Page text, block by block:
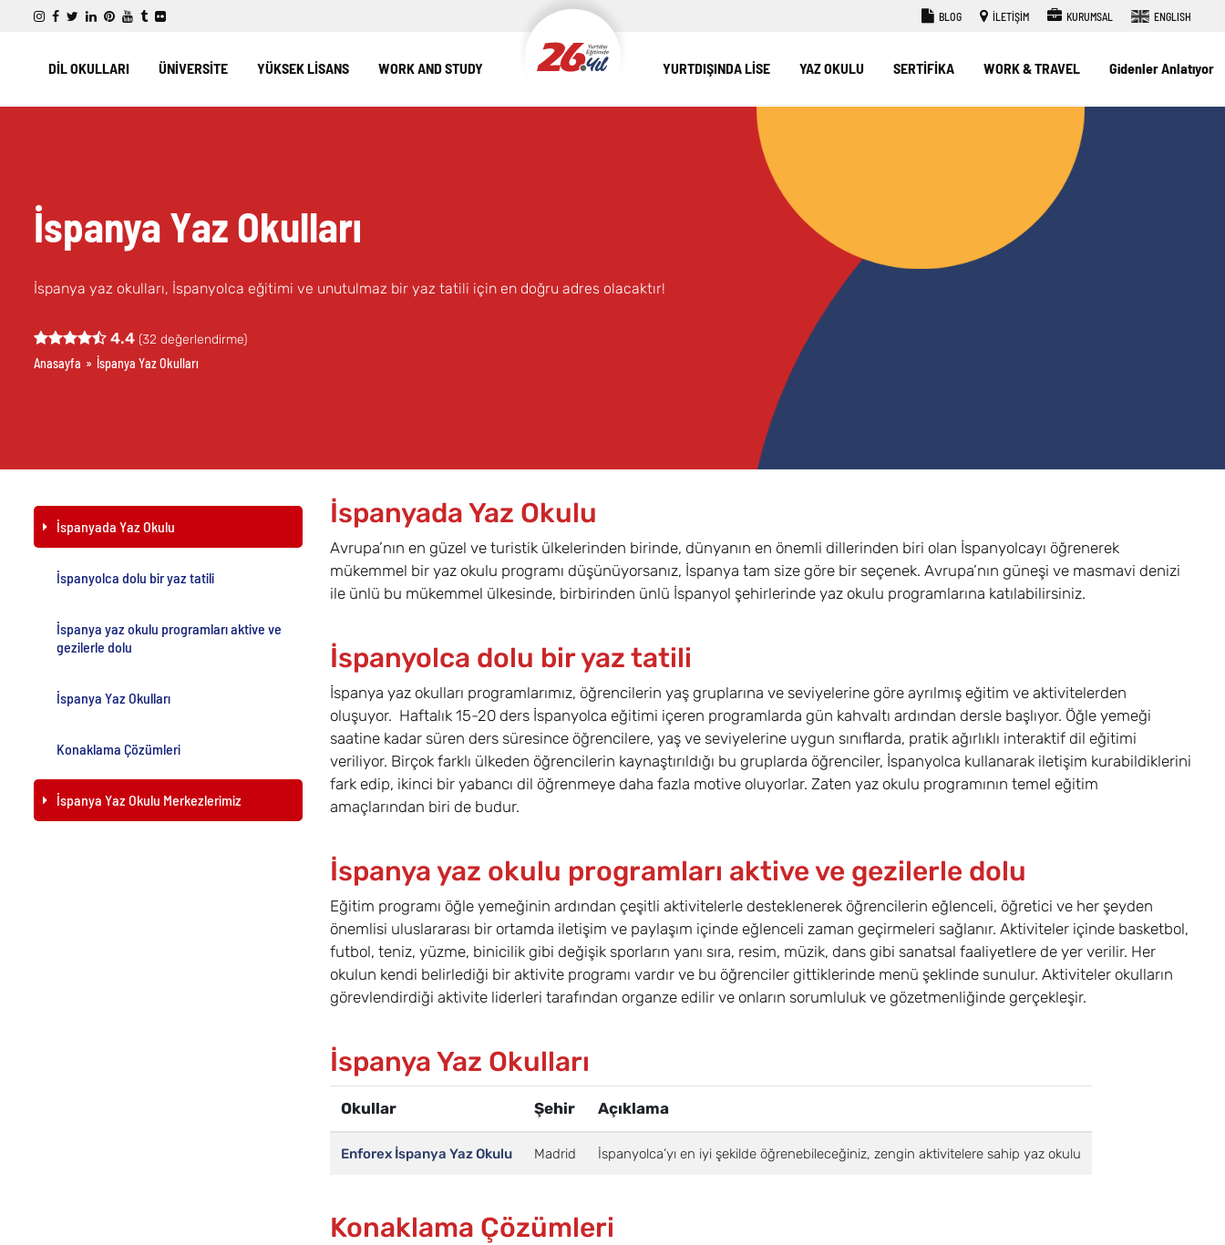
BLOG İLETİŞİM KURUMSAL ENGLISH
DİL OKULLARI ÜNİVERSİTE YÜKSEK LİSANS WORK AND STUDY YURTDIŞINDA LİSE YAZ OKULU SERTİFİKA WORK & TRAVEL Gidenler Anlatıyor
İspanya Yaz Okulları
İspanya yaz okulları, İspanyolca eğitimi ve unutulmaz bir yaz tatili için en doğru adres olacaktır!
4.4 (32 değerlendirme)
Anasayfa » İspanya Yaz Okulları
İspanyada Yaz Okulu
İspanyolca dolu bir yaz tatili
İspanya yaz okulu programları aktive ve
gezilerle dolu
İspanya Yaz Okulları
Konaklama Çözümleri
İspanya Yaz Okulu Merkezlerimiz
İspanyada Yaz Okulu
Avrupa’nın en güzel ve turistik ülkelerinden birinde, dünyanın en önemli dillerinden biri olan İspanyolcayı öğrenerek
mükemmel bir yaz okulu programı düşünüyorsanız, İspanya tam size göre bir seçenek. Avrupa’nın güneşi ve masmavi denizi
ile ünlü bu mükemmel ülkesinde, birbirinden ünlü İspanyol şehirlerinde yaz okulu programlarına katılabilirsiniz.
İspanyolca dolu bir yaz tatili
İspanya yaz okulları programlarımız, öğrencilerin yaş gruplarına ve seviyelerine göre ayrılmış eğitim ve aktivitelerden
oluşuyor. Haftalık 15-20 ders İspanyolca eğitimi içeren programlarda gün kahvaltı ardından dersle başlıyor. Öğle yemeği
saatine kadar süren ders süresince öğrencilere, yaş ve seviyelerine uygun sınıflarda, pratik ağırlıklı interaktif dil eğitimi
veriliyor. Birçok farklı ülkeden öğrencilerin kaynaştırıldığı bu gruplarda öğrenciler, İspanyolca kullanarak iletişim kurabildiklerini
fark edip, ikinci bir yabancı dil öğrenmeye daha fazla motive oluyorlar. Zaten yaz okulu programının temel eğitim
amaçlarından biri de budur.
İspanya yaz okulu programları aktive ve gezilerle dolu
Eğitim programı öğle yemeğinin ardından çeşitli aktivitelerle desteklenerek öğrencilerin eğlenceli, öğretici ve her şeyden
önemlisi uluslararası bir ortamda iletişim ve paylaşım içinde eğlenceli zaman geçirmeleri sağlanır. Aktiviteler içinde basketbol,
futbol, teniz, yüzme, binicilik gibi değişik sporların yanı sıra, resim, müzik, dans gibi sanatsal faaliyetlere de yer verilir. Her
okulun kendi belirlediği bir aktivite programı vardır ve bu öğrenciler gittiklerinde menü şeklinde sunulur. Aktiviteler okulların
görevlendirdiği aktivite liderleri tarafından organze edilir ve onların sorumluluk ve gözetmenliğinde gerçekleşir.
İspanya Yaz Okulları
Okullar Şehir Açıklama
Enforex İspanya Yaz Okulu Madrid İspanyolca’yı en iyi şekilde öğrenebileceğiniz, zengin aktivitelere sahip yaz okulu
Konaklama Çözümleri